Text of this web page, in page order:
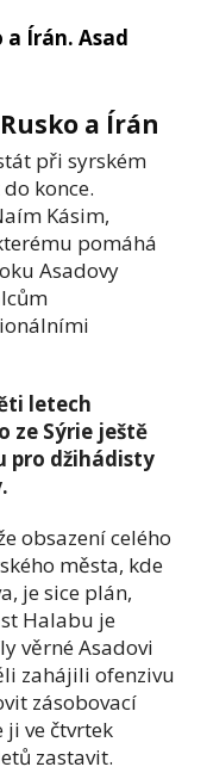
Írán. Asad
a Írán
při syrském
konce.
Kásim,
pomáhá
Asadovy
letech
ze Sýrie ještě
pro džihádisty
obsazení celého
města, kde
je sice plán,
Halabu je
věrné Asadovi
zahájili ofenzivu
zásobovací
ve čtvrtek
zastavit.